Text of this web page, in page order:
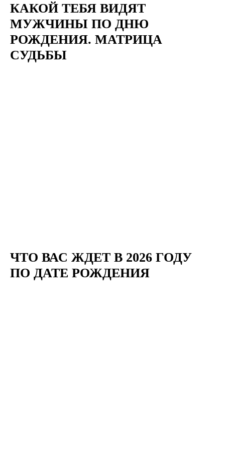
КАКОЙ ТЕБЯ ВИДЯТ
МУЖЧИНЫ ПО ДНЮ
РОЖДЕНИЯ. МАТРИЦА
СУДЬБЫ
ЧТО ВАС ЖДЕТ В 2026 ГОДУ
ПО ДАТЕ РОЖДЕНИЯ